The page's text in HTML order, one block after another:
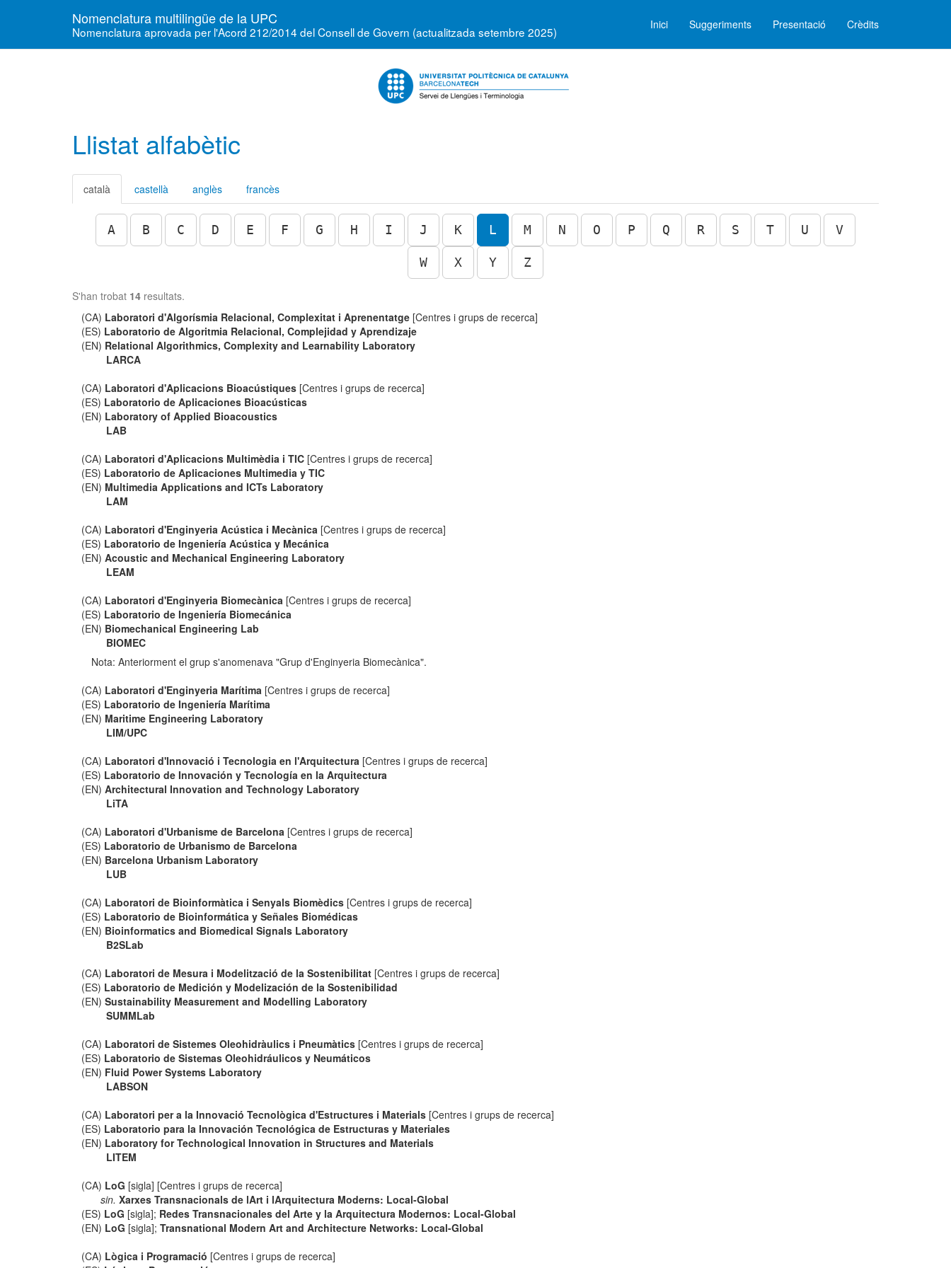
Nomenclatura multilingüe de la UPC
Nomenclatura aprovada per l'Acord 212/2014 del Consell de Govern (actualitzada setembre 2025) Inici Suggeriments Presentació Crèdits
Llistat alfabètic
català castellà anglès francès
A B C D E F G H I J K L M N O P Q R S T U V
W X Y Z
S'han trobat 14 resultats.
(CA) Laboratori d'Algorísmia Relacional, Complexitat i Aprenentatge [Centres i grups de recerca]
(ES) Laboratorio de Algoritmia Relacional, Complejidad y Aprendizaje
(EN) Relational Algorithmics, Complexity and Learnability Laboratory
LARCA
(CA) Laboratori d'Aplicacions Bioacústiques [Centres i grups de recerca]
(ES) Laboratorio de Aplicaciones Bioacústicas
(EN) Laboratory of Applied Bioacoustics
LAB
(CA) Laboratori d'Aplicacions Multimèdia i TIC [Centres i grups de recerca]
(ES) Laboratorio de Aplicaciones Multimedia y TIC
(EN) Multimedia Applications and ICTs Laboratory
LAM
(CA) Laboratori d'Enginyeria Acústica i Mecànica [Centres i grups de recerca]
(ES) Laboratorio de Ingeniería Acústica y Mecánica
(EN)Acoustic and Mechanical Engineering Laboratory
LEAM
(CA) Laboratori d'Enginyeria Biomecànica [Centres i grups de recerca]
(ES) Laboratorio de Ingeniería Biomecánica
(EN) Biomechanical Engineering Lab
BIOMEC
Nota: Anteriorment el grup s'anomenava "Grup d'Enginyeria Biomecànica".
(CA) Laboratori d'Enginyeria Marítima [Centres i grups de recerca]
(ES) Laboratorio de Ingeniería Marítima
(EN) Maritime Engineering Laboratory
LIM/UPC
(CA) Laboratori d'Innovació i Tecnologia en l'Arquitectura [Centres i grups de recerca]
(ES) Laboratorio de Innovación y Tecnología en la Arquitectura
(EN)Architectural Innovation and Technology Laboratory
LiTA
(CA) Laboratori d'Urbanisme de Barcelona [Centres i grups de recerca]
(ES) Laboratorio de Urbanismo de Barcelona
(EN) Barcelona Urbanism Laboratory
LUB
(CA) Laboratori de Bioinformàtica i Senyals Biomèdics [Centres i grups de recerca]
(ES) Laboratorio de Bioinformática y Señales Biomédicas
(EN) Bioinformatics and Biomedical Signals Laboratory
B2SLab
(CA) Laboratori de Mesura i Modelització de la Sostenibilitat [Centres i grups de recerca]
(ES) Laboratorio de Medición y Modelización de la Sostenibilidad
(EN)Sustainability Measurement and Modelling Laboratory
SUMMLab
(CA) Laboratori de Sistemes Oleohidràulics i Pneumàtics [Centres i grups de recerca]
(ES) Laboratorio de Sistemas Oleohidráulicos y Neumáticos
(EN) Fluid Power Systems Laboratory
LABSON
(CA) Laboratori per a la Innovació Tecnològica d'Estructures i Materials [Centres i grups de recerca]
(ES) Laboratorio para la Innovación Tecnológica de Estructuras y Materiales
(EN) Laboratory for Technological Innovation in Structures and Materials
LITEM
(CA) LoG [sigla] [Centres i grups de recerca]
sin. Xarxes Transnacionals de lArt i lArquitectura Moderns: Local-Global
(ES) LoG [sigla]; Redes Transnacionales del Arte y la Arquitectura Modernos: Local-Global
(EN) LoG [sigla];Transnational Modern Art and Architecture Networks: Local-Global
(CA) Lògica i Programació [Centres i grups de recerca]